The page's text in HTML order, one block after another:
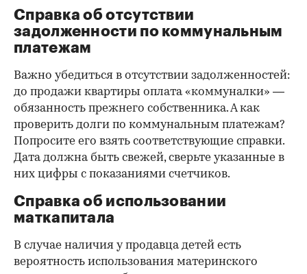
Справка об отсутствии
задолженности по коммунальным
платежам
Важно убедиться в отсутствии задолженностей:
до продажи квартиры оплата «коммуналки» —
обязанность прежнего собственника. А как
проверить долги по коммунальным платежам?
Попросите его взять соответствующие справки.
Дата должна быть свежей, сверьте указанные в
них цифры с показаниями счетчиков.
Справка об использовании
маткапитала
В случае наличия у продавца детей есть
вероятность использования материнского